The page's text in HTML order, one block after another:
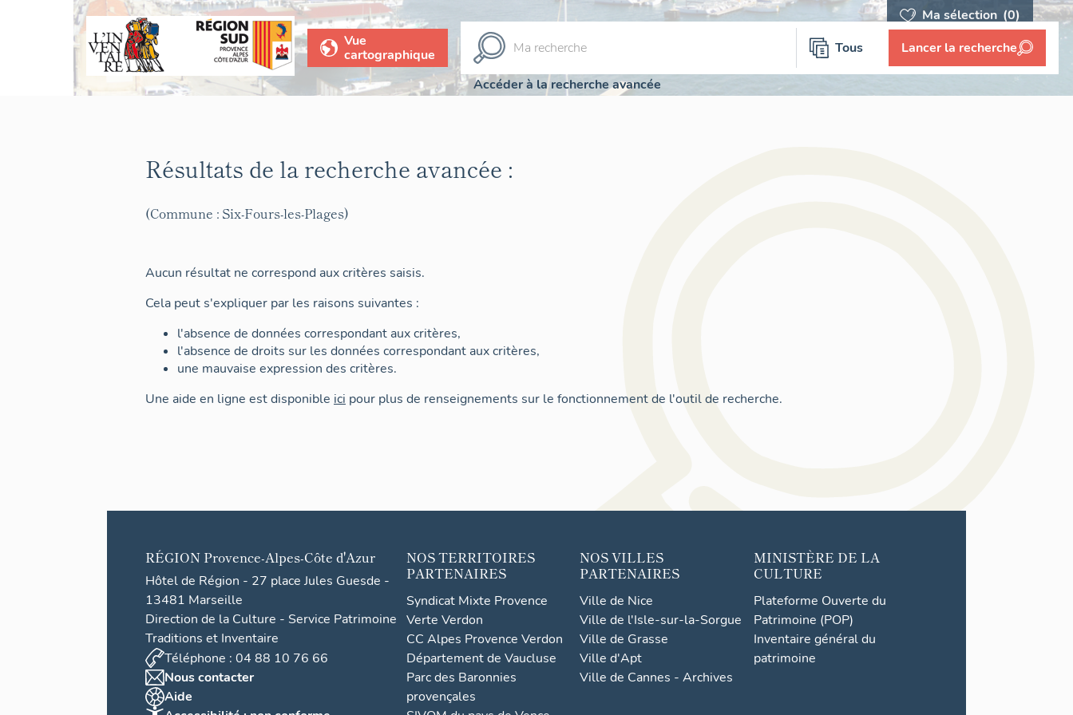
Ma sélection (0)
Vue
cartographique
Tous Lancer la recherche
Accéder à la recherche avancée
Résultats de la recherche avancée :
(Commune : Six-Fours-les-Plages)
Aucun résultat ne correspond aux critères saisis.
Cela peut s'expliquer par les raisons suivantes :
l'absence de données correspondant aux critères,
l'absence de droits sur les données correspondant aux critères,
une mauvaise expression des critères.
Une aide en ligne est disponible ici pour plus de renseignements sur le fonctionnement de l'outil de recherche.
RÉGION Provence-Alpes-Côte d'Azur
Hôtel de Région - 27 place Jules Guesde -
13481 Marseille
Direction de la Culture - Service Patrimoine
Traditions et Inventaire
Téléphone : 04 88 10 76 66
Nous contacter
Aide
NOS TERRITOIRES
PARTENAIRES
Syndicat Mixte Provence
Verte Verdon
CC Alpes Provence Verdon
Département de Vaucluse
Parc des Baronnies
provençales
NOS VILLES
PARTENAIRES
Ville de Nice
Ville de l'Isle-sur-la-Sorgue
Ville de Grasse
Ville d'Apt
Ville de Cannes - Archives
MINISTÈRE DE LA
CULTURE
Plateforme Ouverte du
Patrimoine (POP)
Inventaire général du
patrimoine